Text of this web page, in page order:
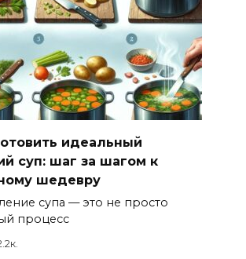
идеальный
суп: шаг за шагом к
шедевру
супа — это не просто
процесс